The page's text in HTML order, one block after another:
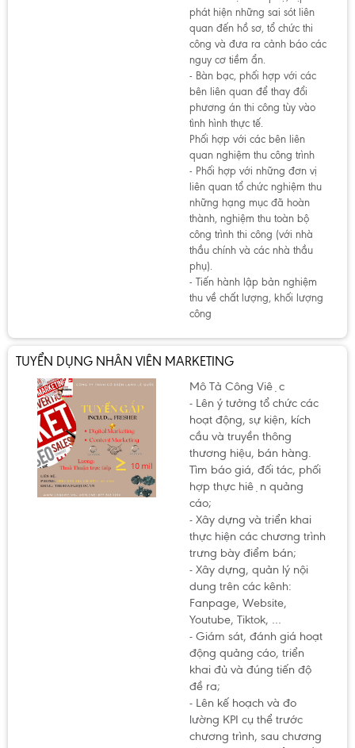
phát hiện những sai sót liên
quan đến hồ sơ, tổ chức thi
công và đưa ra cảnh báo các
nguy cơ tiềm ẩn.
- Bàn bạc, phối hợp với các
bên liên quan để thay đổi
phương án thi công tùy vào
tình hình thực tế.
Phối hợp với các bên liên
quan nghiệm thu công trình
- Phối hợp với những đơn vị
liên quan tổ chức nghiệm thu
những hạng mục đã hoàn
thành, nghiệm thu toàn bộ
công trình thi công (với nhà
thầu chính và các nhà thầu
phụ).
- Tiến hành lập bản nghiệm
thu về chất lượng, khối lượng
công
TUYỂN DỤNG NHÂN VIÊN MARKETING
Mô Tả Công Việc
- Lên ý tưởng tổ chức các
hoạt động, sự kiện, kích
cầu và truyền thông
thương hiệu, bán hàng.
Tìm báo giá, đối tác, phối
hợp thực hiện quảng
cáo;
- Xây dựng và triển khai
thực hiện các chương trình
trưng bày điểm bán;
- Xây dựng, quản lý nội
dung trên các kênh:
Fanpage, Website,
Youtube, Tiktok, …
- Giám sát, đánh giá hoạt
động quảng cáo, triển
khai đủ và đúng tiến độ
đề ra;
- Lên kế hoạch và đo
lường KPI cụ thể trước
chương trình, sau chương